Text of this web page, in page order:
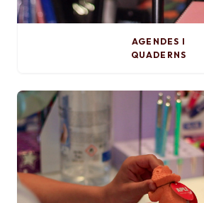
AGENDES I
QUADERNS